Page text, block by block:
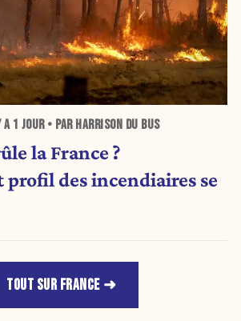
A1 JOUR• PAR HARRISON DU BUS
la France ?
des incendiaires se
TOUT SUR FRANCE